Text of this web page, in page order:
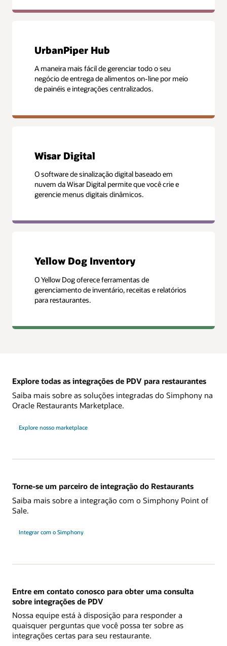
UrbanPiper Hub
A maneira mais fácil de gerenciar todo o seu
negócio de entrega de alimentos on-line por meio
de painéis e integrações centralizados.
Wisar Digital
O software de sinalização digital baseado em
nuvem da Wisar Digital permite que você crie e
gerencie menus digitais dinâmicos.
Yellow Dog Inventory
O Yellow Dog oferece ferramentas de
gerenciamento de inventário, receitas e relatórios
para restaurantes.
Explore todas as integrações de PDV para restaurantes
Saiba mais sobre as soluções integradas do Simphony na
Oracle Restaurants Marketplace.
Explore nosso marketplace
Torne-se um parceiro de integração do Restaurants
Saiba mais sobre a integração com o Simphony Point of
Sale.
Integrar com o Simphony
Entre em contato conosco para obter uma consulta
sobre integrações de PDV
Nossa equipe está à disposição para responder a
quaisquer perguntas que você possa ter sobre as
integrações certas para seu restaurante.